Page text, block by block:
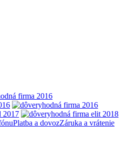
Platba a dovozZáruka a vrátenie